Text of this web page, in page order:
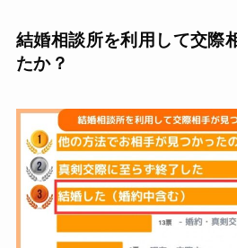
結婚相談所を利用して交際
たか？